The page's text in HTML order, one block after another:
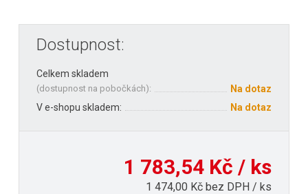
Dostupnost:
Celkem skladem
(dostupnost na pobočkách):
Na dotaz
V e-shopu skladem:
Na dotaz
1 783,54 Kč / ks
1 474,00 Kč bez DPH / ks